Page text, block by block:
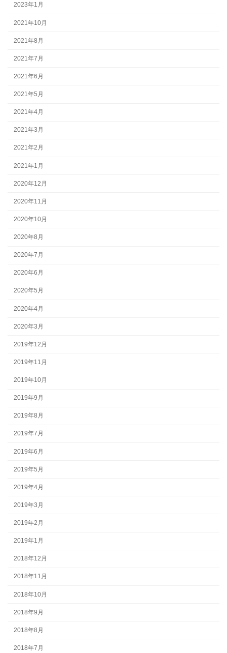
2023年1月
2021年10月
2021年8月
2021年7月
2021年6月
2021年5月
2021年4月
2021年3月
2021年2月
2021年1月
2020年12月
2020年11月
2020年10月
2020年8月
2020年7月
2020年6月
2020年5月
2020年4月
2020年3月
2019年12月
2019年11月
2019年10月
2019年9月
2019年8月
2019年7月
2019年6月
2019年5月
2019年4月
2019年3月
2019年2月
2019年1月
2018年12月
2018年11月
2018年10月
2018年9月
2018年8月
2018年7月